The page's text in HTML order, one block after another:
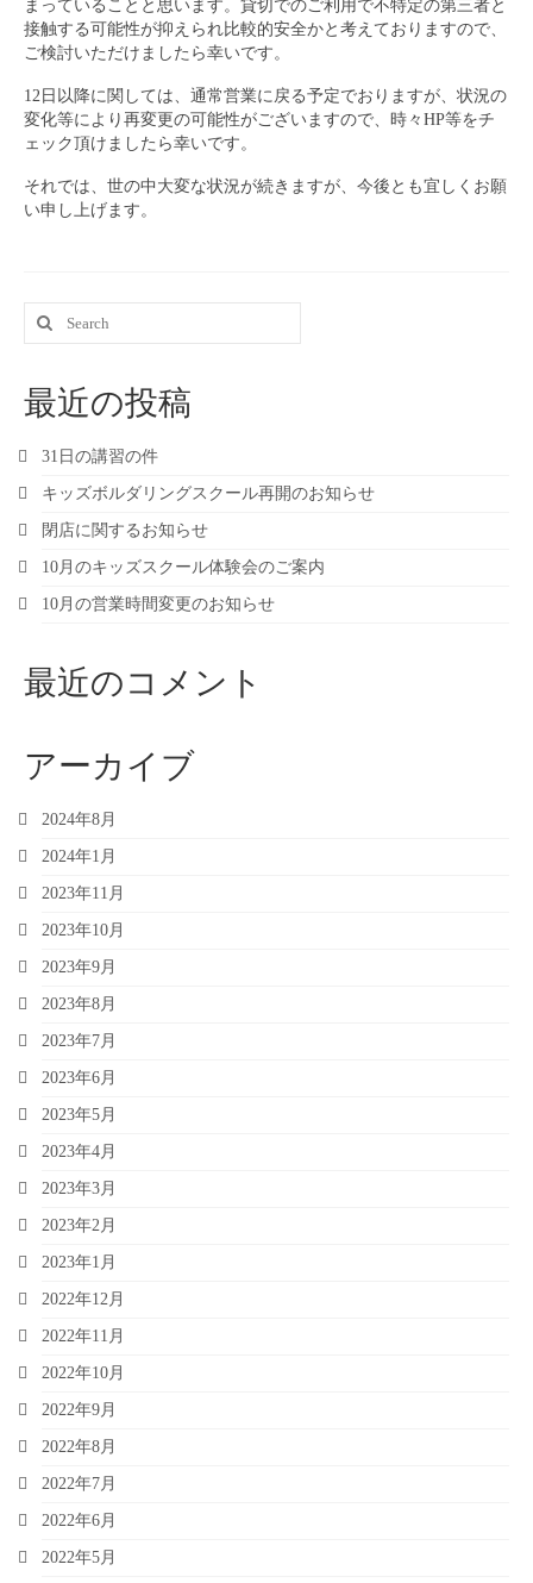
まっていることと思います。貸切でのご利用で不特定の第三者と
接触する可能性が抑えられ比較的安全かと考えておりますので、
ご検討いただけましたら幸いです。
12日以降に関しては、通常営業に戻る予定でおりますが、状況の
変化等により再変更の可能性がございますので、時々HP等をチ
ェック頂けましたら幸いです。
それでは、世の中大変な状況が続きますが、今後とも宜しくお願
い申し上げます。
Search
最近の投稿
31日の講習の件
キッズボルダリングスクール再開のお知らせ
閉店に関するお知らせ
10月のキッズスクール体験会のご案内
10月の営業時間変更のお知らせ
最近のコメント
アーカイブ
2024年8月
2024年1月
2023年11月
2023年10月
2023年9月
2023年8月
2023年7月
2023年6月
2023年5月
2023年4月
2023年3月
2023年2月
2023年1月
2022年12月
2022年11月
2022年10月
2022年9月
2022年8月
2022年7月
2022年6月
2022年5月